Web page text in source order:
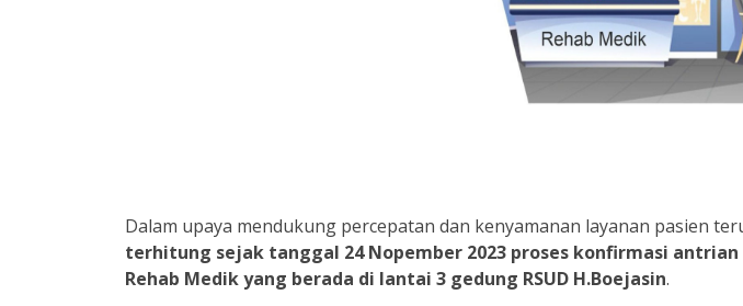
Dalam upaya mendukung percepatan dan kenyamanan layanan pasien
terhitung sejak tanggal 24 Nopember 2023 proses konfirmasi
Rehab Medik yang berada di lantai 3 gedung RSUD H.Boejasin.